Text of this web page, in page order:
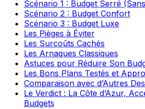
Scénario 1 : Budget Serré
Scénario 2 : Budget Confort
Scénario 3 : Budget Luxe
Les Pièges à Éviter
Les Surcoûts Cachés
Les Arnaques Classiques
Astuces pour Réduire Son
Les Bons Plans Testés et
Comparaison avec d’Autres
Le Verdict : La Côte d’Azur,
Budgets